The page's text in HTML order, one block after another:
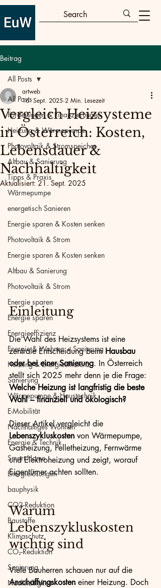
Beitrag
All Posts
Förderungen & Finanzierungen
Heizung & Wärmepumpe
Photovoltaik & Stromspeicher
Altbau & Sanierung
Tipps & Praxis
Wärmepumpe
energetisch Sanieren
Energie sparen & Kosten senken
Photovoltaik & Strom
Energie sparen & Kosten senken
Altbau & Sanierung
Photovoltaik & Strom
Energie sparen
Energie sparen
Energieeffizienz
Energie & Wohnen + Sanierung
Heizung & Energieeffizienz
Sanierung
Wärmepumpe & Haustechnik
E-Mobilität
Nachhaltiges Wohnen
Energie & Technik
Smart Home
Energielösungen
bauphysik
CO2-Reduktion
Baustoffe
Klimaschutz
CO₂-Reduktion
Sanierung
Nachhaltigkeit
All Posts
Vergleich Heizsysteme
in Österreich: Kosten,
Lebensdauer &
Nachhaltigkeit
artweb
16. Sept. 2025 2 Min. Lesezeit
Aktualisiert:21. Sept. 2025
Einleitung
Die Wahl des Heizsystems ist eine
zentrale Entscheidung beim Hausbau
oder bei einer Sanierung. In Österreich
stellt sich 2025 mehr denn je die Frage:
Welche Heizung ist langfristig die beste
Wahl – finanziell und ökologisch?
Dieser Artikel vergleicht die
Lebenszykluskosten von Wärmepumpe,
Gasheizung, Pelletheizung, Fernwärme
und Elektroheizung und zeigt, worauf
Eigentümer achten sollten.
Warum
Lebenszykluskosten
wichtig sind
Viele Bauherren schauen nur auf die
Anschaffungskosten einer Heizung. Doch